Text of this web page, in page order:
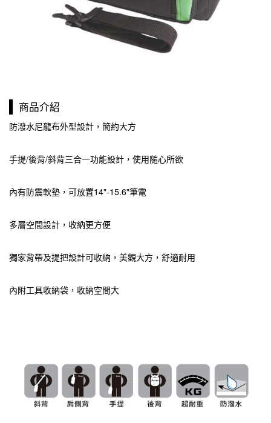
商品介紹
防潑水尼龍布外型設計，簡約大方
手提/後背/斜背三合一功能設計，使用隨心所欲
內有防震軟墊，可放置14"-15.6"筆電
多層空間設計，收納更方便
獨家背帶及提把設計可收納，美觀大方，舒適耐用
內附工具收納袋，收納空間大